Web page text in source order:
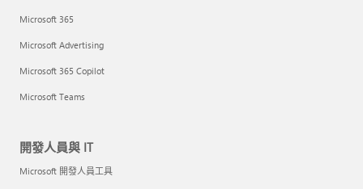
Microsoft 365
Microsoft Advertising
Microsoft 365 Copilot
Microsoft Teams
開發人員與 IT
Microsoft 開發人員工具